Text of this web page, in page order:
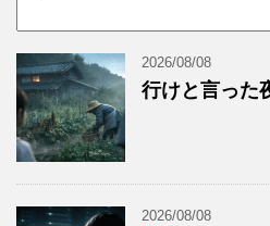
2026/08/08
行けと言った
2026/08/08